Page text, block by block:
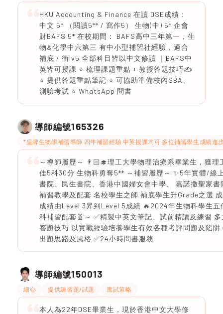
HKU Accounting & Finance 在讀 DSE成績：
中文 5* （閱讀5** / 寫作5） 生物(中) 5* 企會
財BAFS 5* 在校期間： BAFS高中三年第一，生
物&化學中六第三 有中小型補習社經驗，適合
補底 / 衝lv5 全部科目皆以中文修讀 ｜BAFS中
英皆可授課 ⭐️ 梳理課題重點 + 教授答題技巧✍️
⭐️ 提供答題重點筆記 ⭐️ 可協助準備校內SBA、
測驗考試 ⭐️ WhatsApp 問書
導師編號165326
*皇牌生物學補習導師 四年補習經驗 中英授課均可 多位補習學生成續進
～導師履歷～ 👨🏻‍🎓理工大學物理治療系畢業生，獲
佳5科30分 生物科勇奪5** ～補習履歷～ ✨5年實體/線
書院、民生書院、香港中國婦女會中學、 嘉諾撒聖家
補習教學及配套 名校學生之師 補底學生升Grade之選
成績由Level 3昇到Level 5成績 🔥2024年生物科學生
科補習配套🧬～ ✅精製中英文筆記、試前精讀及練習
答題技巧 以實戰經驗培養學生有效各種考評問題及陷
出題思路及風格 ✅24小時問書服務
導師編號150013
細心 提供練習題/試題 應試策略
本人為22年DSE畢業生，現於香港中文大學修